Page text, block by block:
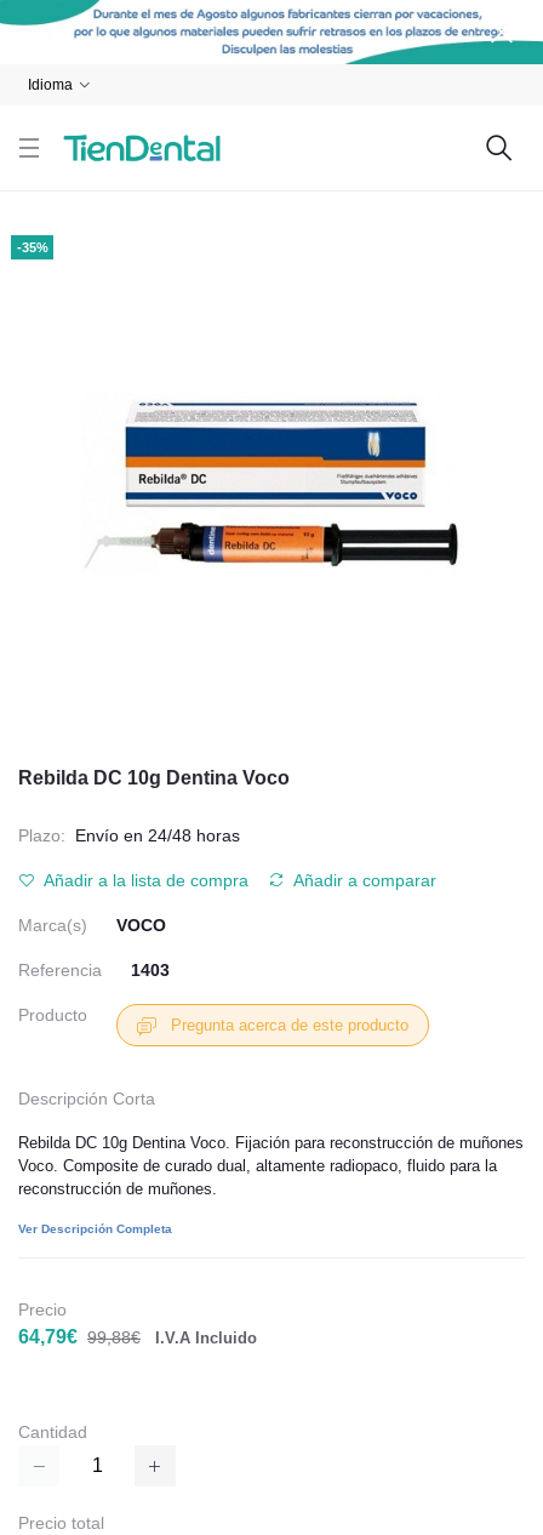
Idioma
-35%
Rebilda DC 10g Dentina Voco
Plazo: Envío en 24/48 horas
Añadir a la lista de compra Añadir a comparar
Marca(s) VOCO
Referencia 1403
Producto
Pregunta acerca de este producto
Descripción Corta
Rebilda DC 10g Dentina Voco. Fijación para reconstrucción de muñones
Voco. Composite de curado dual, altamente radiopaco, fluido para la
reconstrucción de muñones.
Ver Descripción Completa
Precio
64,79€ 99,88€ I.V.A Incluido
Cantidad
Precio total